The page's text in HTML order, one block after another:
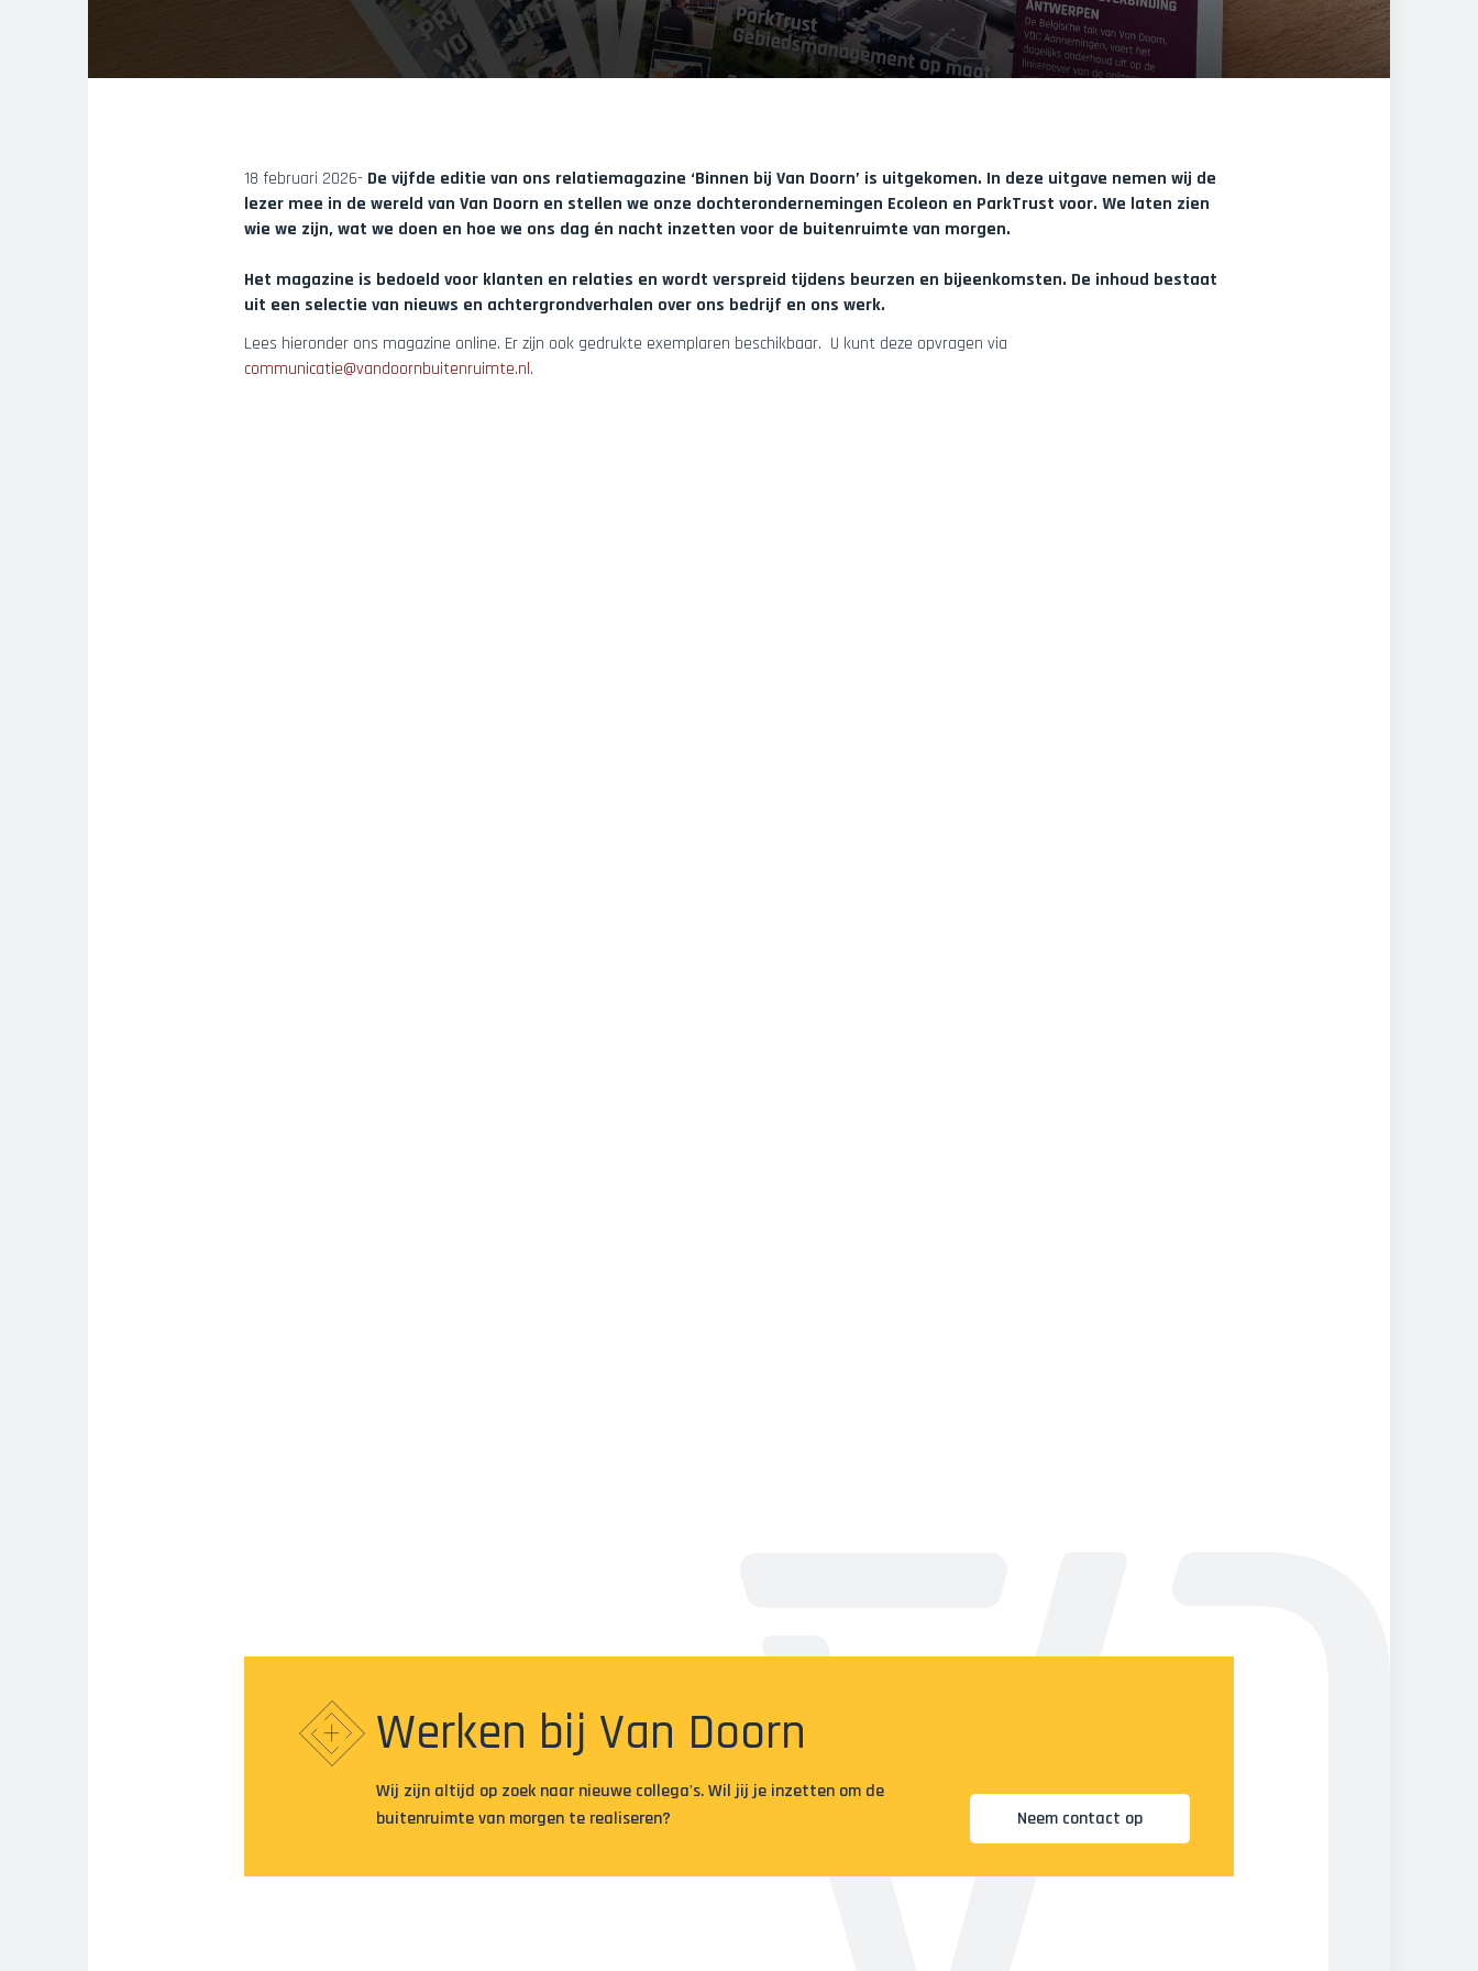
18 februari 2026- De vijfde editie van ons relatiemagazine ‘Binnen bij Van Doorn’ is uitgekomen. In deze uitgave nemen wij de
lezer mee in de wereld van Van Doorn en stellen we onze dochterondernemingen Ecoleon en ParkTrust voor. We laten zien
wie we zijn, wat we doen en hoe we ons dag én nacht inzetten voor de buitenruimte van morgen.
Het magazine is bedoeld voor klanten en relaties en wordt verspreid tijdens beurzen en bijeenkomsten. De inhoud bestaat
uit een selectie van nieuws en achtergrondverhalen over ons bedrijf en ons werk.
Lees hieronder ons magazine online. Er zijn ook gedrukte exemplaren beschikbaar. U kunt deze opvragen via
communicatie@vandoornbuitenruimte.nl.
Werken bij Van Doorn
Wij zijn altijd op zoek naar nieuwe collega's. Wil jij je inzetten om de
buitenruimte van morgen te realiseren?
Neem contact op